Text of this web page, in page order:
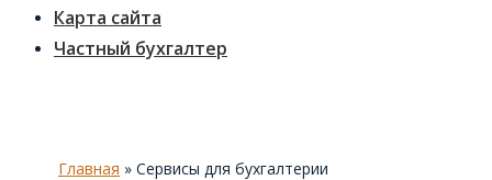
Карта сайта
Частный бухгалтер
Главная » Сервисы для бухгалтерии